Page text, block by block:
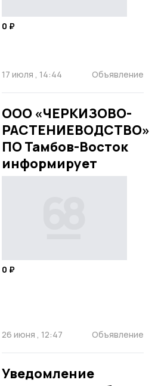
0 ₽
17 июля , 14:44 Объявление
ООО «ЧЕРКИЗОВО-
РАСТЕНИЕВОДСТВО»
ПО Тамбов-Восток
информирует
0 ₽
26 июня , 12:47 Объявление
Уведомление